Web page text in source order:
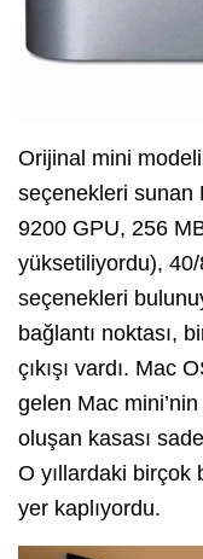
Orijinal mini
seçenekleri sunan
9200 GPU, 256
yüksetiliyordu),
seçenekleri
bağlantı noktası,
çıkışı vardı. Mac
gelen Mac
oluşan kasası
O yıllardaki birçok
yer kaplıyordu.